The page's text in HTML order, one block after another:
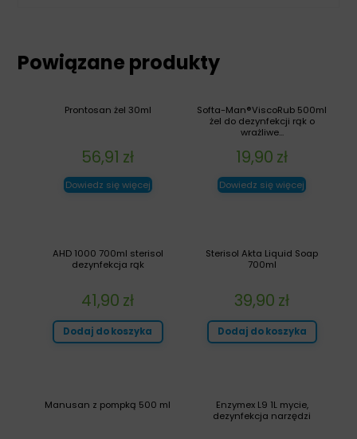
Powiązane produkty
Softa-Man®ViscoRub 500ml
żel do dezynfekcji rąk o
wrażliwe...
19,90 zł
Dowiedz się więcej
Prontosan żel 30ml
56,91 zł
Dowiedz się więcej
Sterisol Akta Liquid Soap
700ml
39,90 zł
Dodaj do koszyka
AHD 1000 700ml sterisol
dezynfekcja rąk
41,90 zł
Dodaj do koszyka
Enzymex L9 1L mycie,
dezynfekcja narzędzi
Manusan z pompką 500 ml